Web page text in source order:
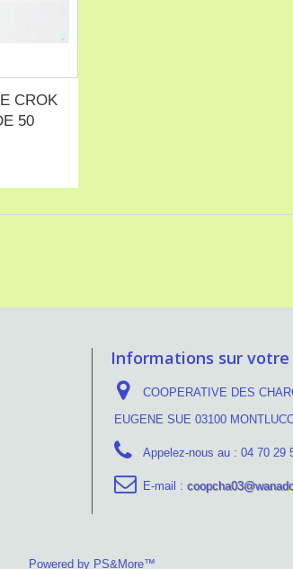
CROK
50
Informations sur
COOPERATIVE DES
EUGENE SUE 03100
Appelez-nous au : 04 70 29
E-mail :
Powered by PS&More™